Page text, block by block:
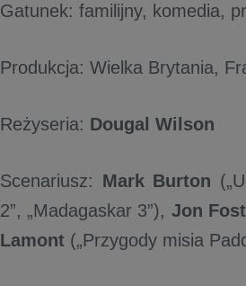
Gatunek: familijny, komedia,
Produkcja: Wielka Brytania,
Reżyseria: Dougal Wilson
Scenariusz: Mark Burton
2”, „Madagaskar 3”), Jon
Lamont („Przygody misia